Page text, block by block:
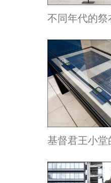
不同年代的祭
基督君王小堂